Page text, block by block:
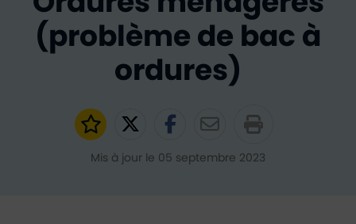
(problème de bac à
ordures)
Ajouter aux favoris
Partager sur Twitter
Partager sur
Partager par
Mis à jour le 05 septembre 2023